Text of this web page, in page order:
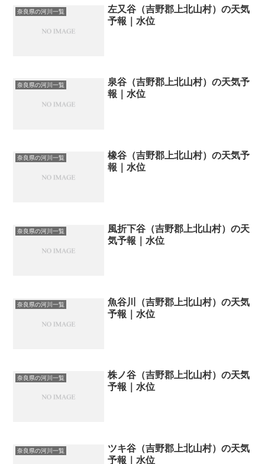
奈良県の河川一覧
左又谷（吉野郡上北山村）の天気
予報｜水位
奈良県の河川一覧
泉谷（吉野郡上北山村）の天気予
報｜水位
奈良県の河川一覧
橡谷（吉野郡上北山村）の天気予
報｜水位
奈良県の河川一覧
風折下谷（吉野郡上北山村）の天
気予報｜水位
奈良県の河川一覧
魚谷川（吉野郡上北山村）の天気
予報｜水位
奈良県の河川一覧
株ノ谷（吉野郡上北山村）の天気
予報｜水位
奈良県の河川一覧
ツキ谷（吉野郡上北山村）の天気
予報｜水位